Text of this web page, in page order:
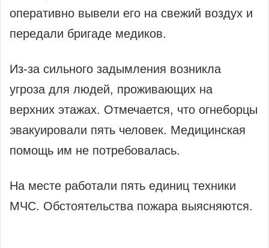
оперативно вывели его на свежий воздух и
передали бригаде медиков.
Из‑за сильного задымления возникла
угроза для людей, проживающих на
верхних этажах. Отмечается, что огнеборцы
эвакуировали пять человек. Медицинская
помощь им не потребовалась.
На месте работали пять единиц техники
МЧС. Обстоятельства пожара выясняются.